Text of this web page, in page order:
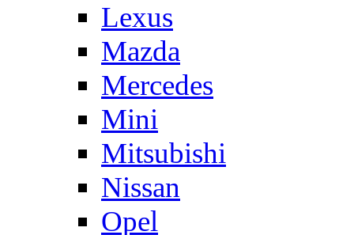
Lexus
Mazda
Mercedes
Mini
Mitsubishi
Nissan
Opel